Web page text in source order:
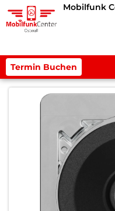
Mobilfunk
Termin Buchen